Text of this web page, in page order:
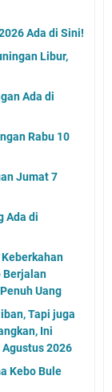
Ada di Sini!
Libur,
Ada di
Rabu 10
Jumat 7
Ada di
Berjalan
Uang
Tapi juga
Ini
2026
Kebo Bule